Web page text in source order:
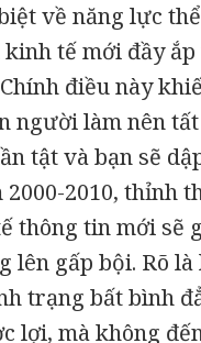
về năng lực
tế mới đầy
điều này
người làm nên
tật và bạn sẽ
2010, thỉnh
thông tin mới
lên gấp bội. Rõ
trạng bất bình
lợi, mà không